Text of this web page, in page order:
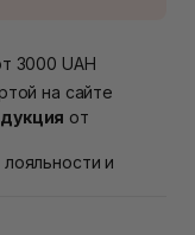
Подстригача,
3000 UAH
на сайте
от
, лояльности и